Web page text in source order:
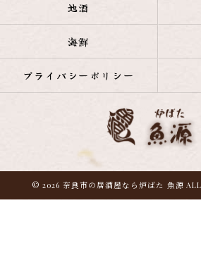
地酒
海鮮
プライバシーポリシー
© 2026 奈良市の居酒屋なら炉ばた 魚源